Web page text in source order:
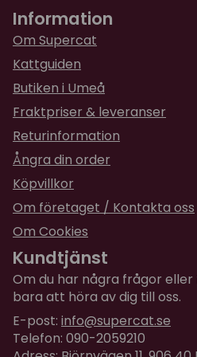
I plåtburk
28 gram
Innehåller 28,3 gram
Obs: Lämna inte denna burk
katt kan komma åt den :)
för 10 månader sedan
Agnes
för 1 år sedan
Mia
för 2 år sedan
Izabell
för 2 år sedan
Gunvor
för 3 år sedan
Denna kattmynta kändes
fin!
Information
Om Supercat
Kattguiden
Butiken i Umeå
Fraktpriser & leveranser
Returinformation
Ångra din order
Köpvillkor
Om företaget / Kontakta oss
Om Cookies
Kundtjänst
Om du har några frågor
bara att höra av dig till oss.
E-post: info@supercat.se
Telefon: 090-2059210